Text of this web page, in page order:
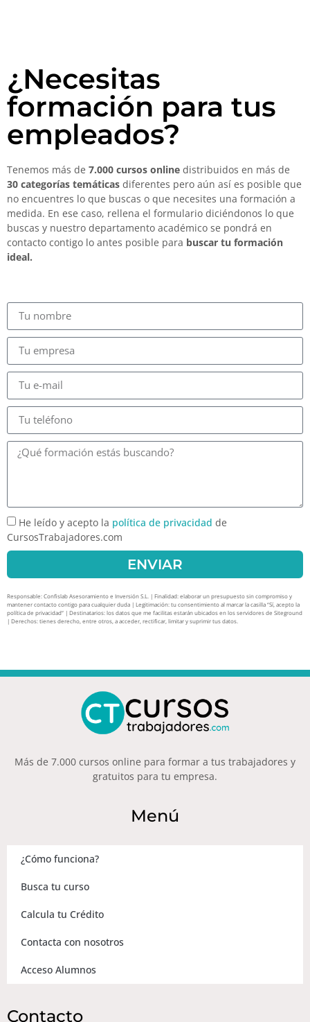
¿Necesitas
formación para tus
empleados?
Tenemos más de 7.000 cursos online distribuidos en más de
30 categorías temáticas diferentes pero aún así es posible que
no encuentres lo que buscas o que necesites una formación a
medida. En ese caso, rellena el formulario diciéndonos lo que
buscas y nuestro departamento académico se pondrá en
contacto contigo lo antes posible para buscar tu formación
ideal.
He leído y acepto la política de privacidad de
CursosTrabajadores.com
ENVIAR
Responsable: Confislab Asesoramiento e Inversión S.L. | Finalidad: elaborar un presupuesto sin compromiso y
mantener contacto contigo para cualquier duda | Legitimación: tu consentimiento al marcar la casilla “Sí, acepto la
política de privacidad” | Destinatarios: los datos que me facilitas estarán ubicados en los servidores de Siteground
| Derechos: tienes derecho, entre otros, a acceder, rectificar, limitar y suprimir tus datos.
Más de 7.000 cursos online para formar a tus trabajadores y
gratuitos para tu empresa.
Menú
¿Cómo funciona?
Busca tu curso
Calcula tu Crédito
Contacta con nosotros
Acceso Alumnos
Contacto